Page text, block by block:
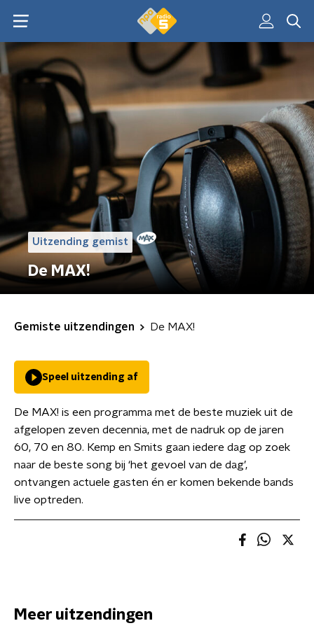
Uitzending gemist
De MAX!
Gemiste uitzendingen De MAX!
Speel uitzending af
De MAX! is een programma met de beste muziek uit de
afgelopen zeven decennia, met de nadruk op de jaren
60, 70 en 80. Kemp en Smits gaan iedere dag op zoek
naar de beste song bij ‘het gevoel van de dag’,
ontvangen actuele gasten én er komen bekende bands
live optreden.
Meer uitzendingen